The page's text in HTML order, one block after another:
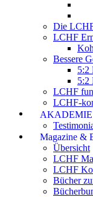
Die
LCHF
Bessere
5:2
5:2
LCHF
LCHF-
AKADEMIE
Magazine &
Übersicht
LCHF
LCHF
Bücher